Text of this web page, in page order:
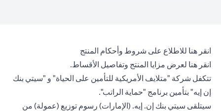
انقر هنا opens in a new tab
للاطلاع على شروط وأحكام المنتج
انقر هنا opens in a new tab
لعرض مزايا المنتج وتفاصيل الأقساط.
تتكفل شركة "متلايف الأمريكية للتأمين على الحياة" و "سيتي بنك
إن إيه" بتأمين برنامج "حماية الراتب".
سيتلقى سيتي بنك إن. إيه. (الإمارات) رسوم توزيع (عمولة) من